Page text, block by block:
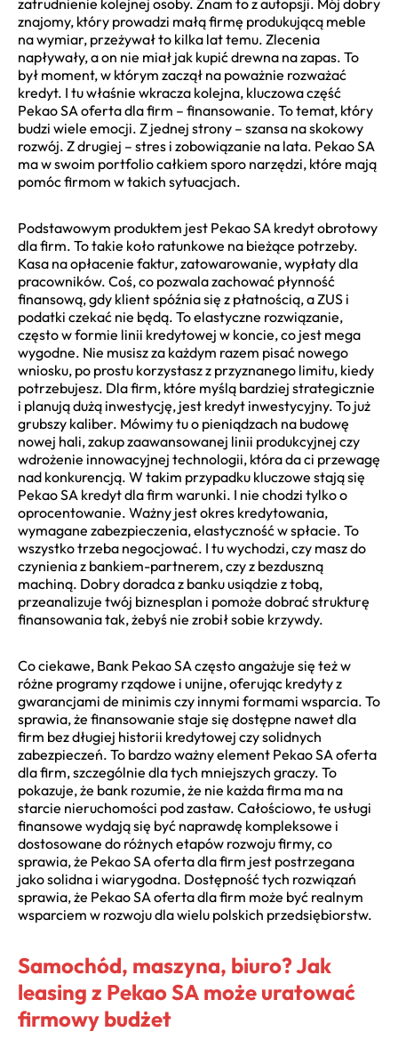
znajomy, który prowadzi małą firmę produkującą meble
na wymiar, przeżywał to kilka lat temu. Zlecenia
napływały, a on nie miał jak kupić drewna na zapas. To
był moment, w którym zaczął na poważnie rozważać
kredyt. I tu właśnie wkracza kolejna, kluczowa część
Pekao SA oferta dla firm – finansowanie. To temat, który
budzi wiele emocji. Z jednej strony – szansa na skokowy
rozwój. Z drugiej – stres i zobowiązanie na lata. Pekao SA
ma w swoim portfolio całkiem sporo narzędzi, które mają
pomóc firmom w takich sytuacjach.
Podstawowym produktem jest Pekao SA kredyt obrotowy
dla firm. To takie koło ratunkowe na bieżące potrzeby.
Kasa na opłacenie faktur, zatowarowanie, wypłaty dla
pracowników. Coś, co pozwala zachować płynność
finansową, gdy klient spóźnia się z płatnością, a ZUS i
podatki czekać nie będą. To elastyczne rozwiązanie,
często w formie linii kredytowej w koncie, co jest mega
wygodne. Nie musisz za każdym razem pisać nowego
wniosku, po prostu korzystasz z przyznanego limitu, kiedy
potrzebujesz. Dla firm, które myślą bardziej strategicznie
i planują dużą inwestycję, jest kredyt inwestycyjny. To już
grubszy kaliber. Mówimy tu o pieniądzach na budowę
nowej hali, zakup zaawansowanej linii produkcyjnej czy
wdrożenie innowacyjnej technologii, która da ci przewagę
nad konkurencją. W takim przypadku kluczowe stają się
Pekao SA kredyt dla firm warunki. I nie chodzi tylko o
oprocentowanie. Ważny jest okres kredytowania,
wymagane zabezpieczenia, elastyczność w spłacie. To
wszystko trzeba negocjować. I tu wychodzi, czy masz do
czynienia z bankiem-partnerem, czy z bezduszną
machiną. Dobry doradca z banku usiądzie z tobą,
przeanalizuje twój biznesplan i pomoże dobrać strukturę
finansowania tak, żebyś nie zrobił sobie krzywdy.
Co ciekawe, Bank Pekao SA często angażuje się też w
różne programy rządowe i unijne, oferując kredyty z
gwarancjami de minimis czy innymi formami wsparcia. To
sprawia, że finansowanie staje się dostępne nawet dla
firm bez długiej historii kredytowej czy solidnych
zabezpieczeń. To bardzo ważny element Pekao SA oferta
dla firm, szczególnie dla tych mniejszych graczy. To
pokazuje, że bank rozumie, że nie każda firma ma na
starcie nieruchomości pod zastaw. Całościowo, te usługi
finansowe wydają się być naprawdę kompleksowe i
dostosowane do różnych etapów rozwoju firmy, co
sprawia, że Pekao SA oferta dla firm jest postrzegana
jako solidna i wiarygodna. Dostępność tych rozwiązań
sprawia, że Pekao SA oferta dla firm może być realnym
wsparciem w rozwoju dla wielu polskich przedsiębiorstw.
Samochód, maszyna, biuro? Jak
leasing z Pekao SA może uratować
firmowy budżet